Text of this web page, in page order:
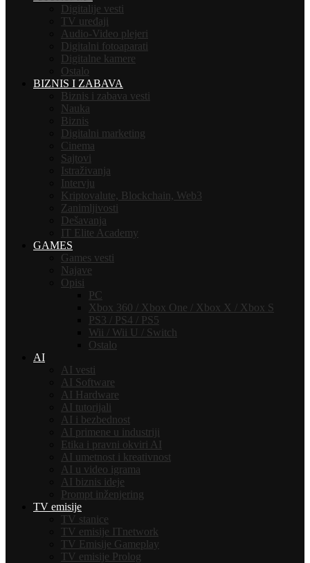
Digitalije vesti
TV uređaji
Audio-Video plejeri
Digitalni fotoaparati
Digitalne kamere
Ostalo
BIZNIS I ZABAVA
Biznis i zabava vesti
Nauka
Biznis
Digitalni marketing
Cinema
Sajtovi
Istraživanja
Intervju
Kriptovalute, Blockchain, Web3
Zanimljivosti
Dešavanja
IT Elite Academy
GAMES
Games vesti
Najave
Opisi
PC
Xbox 360 / Xbox One / Xbox X / Xbox S
PS3 / PS4 / PS5
Wii / Wii U / Switch
Ostalo
AI
AI vesti
AI Software
AI Hardware
AI tutorijali
AI i bezbednost
AI primene u industriji
Etika i pravni okviri AI
AI umetnost i kreativnost
AI u video igrama
AI biznis ideje
Prompt inženjering
TV emisije
TV stanice
TV emisije ITnetwork
TV Emisije Gameplay
TV emisije Prolog